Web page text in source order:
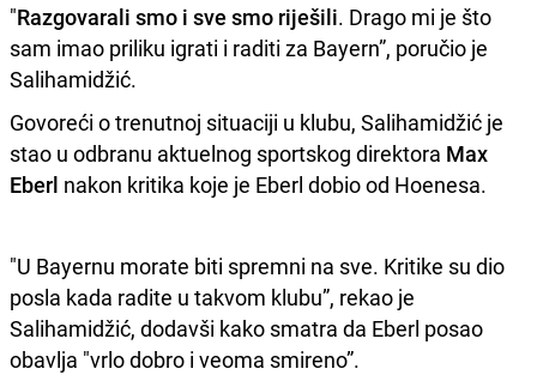
"Razgovarali smo i sve smo riješili. Drago mi je što
sam imao priliku igrati i raditi za Bayern”, poručio je
Salihamidžić.
Govoreći o trenutnoj situaciji u klubu, Salihamidžić je
stao u odbranu aktuelnog sportskog direktora Max
Eberl nakon kritika koje je Eberl dobio od Hoenesa.
"U Bayernu morate biti spremni na sve. Kritike su dio
posla kada radite u takvom klubu”, rekao je
Salihamidžić, dodavši kako smatra da Eberl posao
obavlja "vrlo dobro i veoma smireno”.